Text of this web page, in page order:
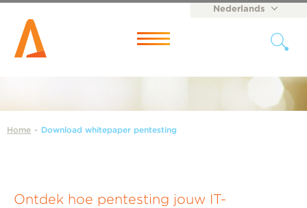
Nederlands
Menu
Home - Download whitepaper pentesting
Ontdek hoe pentesting jouw IT-